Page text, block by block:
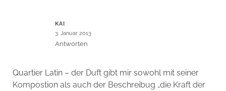
KAI
3. Januar 2013
Antworten
Quartier Latin – der Duft gibt mir sowohl mit seiner
Kompostion als auch der Beschreibug „die Kraft der